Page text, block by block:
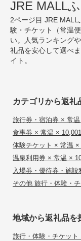
JRE MALL
2ページ目 JRE
験・チケット（常温
い。人気ランキング
礼品を安心して選べ
イト。
カテゴリから返礼
旅行券・宿泊券 × 常
食事券 × 常温 ×
体験チケット × 常温 ×
温泉利用券 × 常温 ×
入場券・優待券・施
その他 旅行・体験・
地域から返礼品を
旅行・体験・チケッ